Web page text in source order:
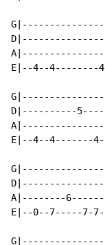
E|--4--4--------
D|----------
E|--4--4-------
A|--------
E|--0--7-----7-